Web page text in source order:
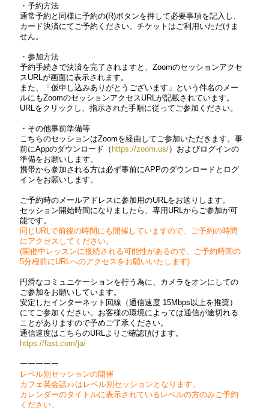
・予約方法
通常予約と同様に予約の(R)ボタンを押して必要事項を記入し、
カード決済にてご予約ください。チケットはご利用いただけま
せん。
・参加方法
予約手続きで決済を完了されますと、Zoomのセッションアクセ
スURLが画面に表示されます。
また、「仮申し込みありがとうございます」という件名のメー
ルにもZoomのセッションアクセスURLが記載されています。
URLをクリックし、指示された手順に従ってご参加ください。
・その他事前準備等
こちらのセッションはZoomを経由してご参加いただきます。事
前にAppのダウンロード（ https://zoom.us/）およびログインの
準備をお願いします。
携帯から参加される方は必ず事前にAPPのダウンロードとログ
インをお願いします。
ご予約時のメールアドレスに参加用のURLをお送りします。
セッション開始時間になりましたら、専用URLからご参加が可
能です。
同じURLで前後の時間にも開催していますので、ご予約の時間
にアクセスしてください。
(開催中レッスンに接続される可能性があるので、ご予約時間の
5分程前にURLへのアクセスをお願いいたします)
円滑なコミュニケーションを行う為に、カメラをオンにしての
ご参加をお願いしています。
安定したインターネット回線（通信速度 15Mbps以上を推奨）
にてご参加ください。お客様の環境によっては通信が途切れる
ことがありますので予めご了承ください。
通信速度はこちらのURLよりご確認頂けます。
https://fast.com/ja/
ーーーーー
レベル別セッションの開催
カフェ英会話♪♪はレベル別セッションとなります。
カレンダーのタイトルに表示されているレベルの方のみご予約
ください。